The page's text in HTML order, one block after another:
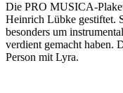
Die PRO MUSICA-
Heinrich Lübke gestiftet.
besonders um
verdient gemacht haben.
Person mit Lyra.